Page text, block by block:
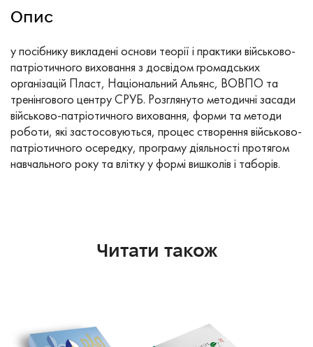
Опис
у посібнику викладені основи теорії і практики військово-
патріотичного виховання з досвідом громадських
організацій Пласт, Національний Альянс, ВОВПО та
тренінгового центру СРУБ. Розглянуто методичні засади
військово-патріотичного виховання, форми та методи
роботи, які застосовуються, процес створення військово-
патріотичного осередку, програму діяльності протягом
навчального року та влітку у формі вишколів і таборів.
Читати також